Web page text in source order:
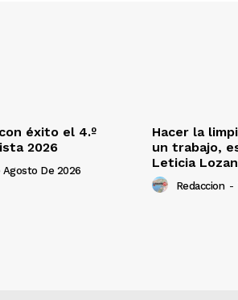
éxito el 4.º
2026
Agosto De 2026
Hacer la
un trabajo,
Leticia
Redaccion -